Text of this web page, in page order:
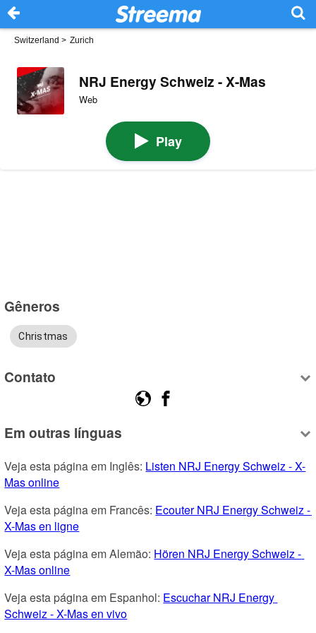
Switzerland > Zurich
NRJ Energy Schweiz - X-Mas
Web
Play
Gêneros
Christmas
Contato
Em outras línguas
Veja esta página em Inglês: Listen NRJ Energy Schweiz - X-
Mas online
Veja esta página em Francês: Ecouter NRJ Energy Schweiz -
X-Mas en ligne
Veja esta página em Alemão: Hören NRJ Energy Schweiz -
X-Mas online
Veja esta página em Espanhol: Escuchar NRJ Energy
Schweiz - X-Mas en vivo